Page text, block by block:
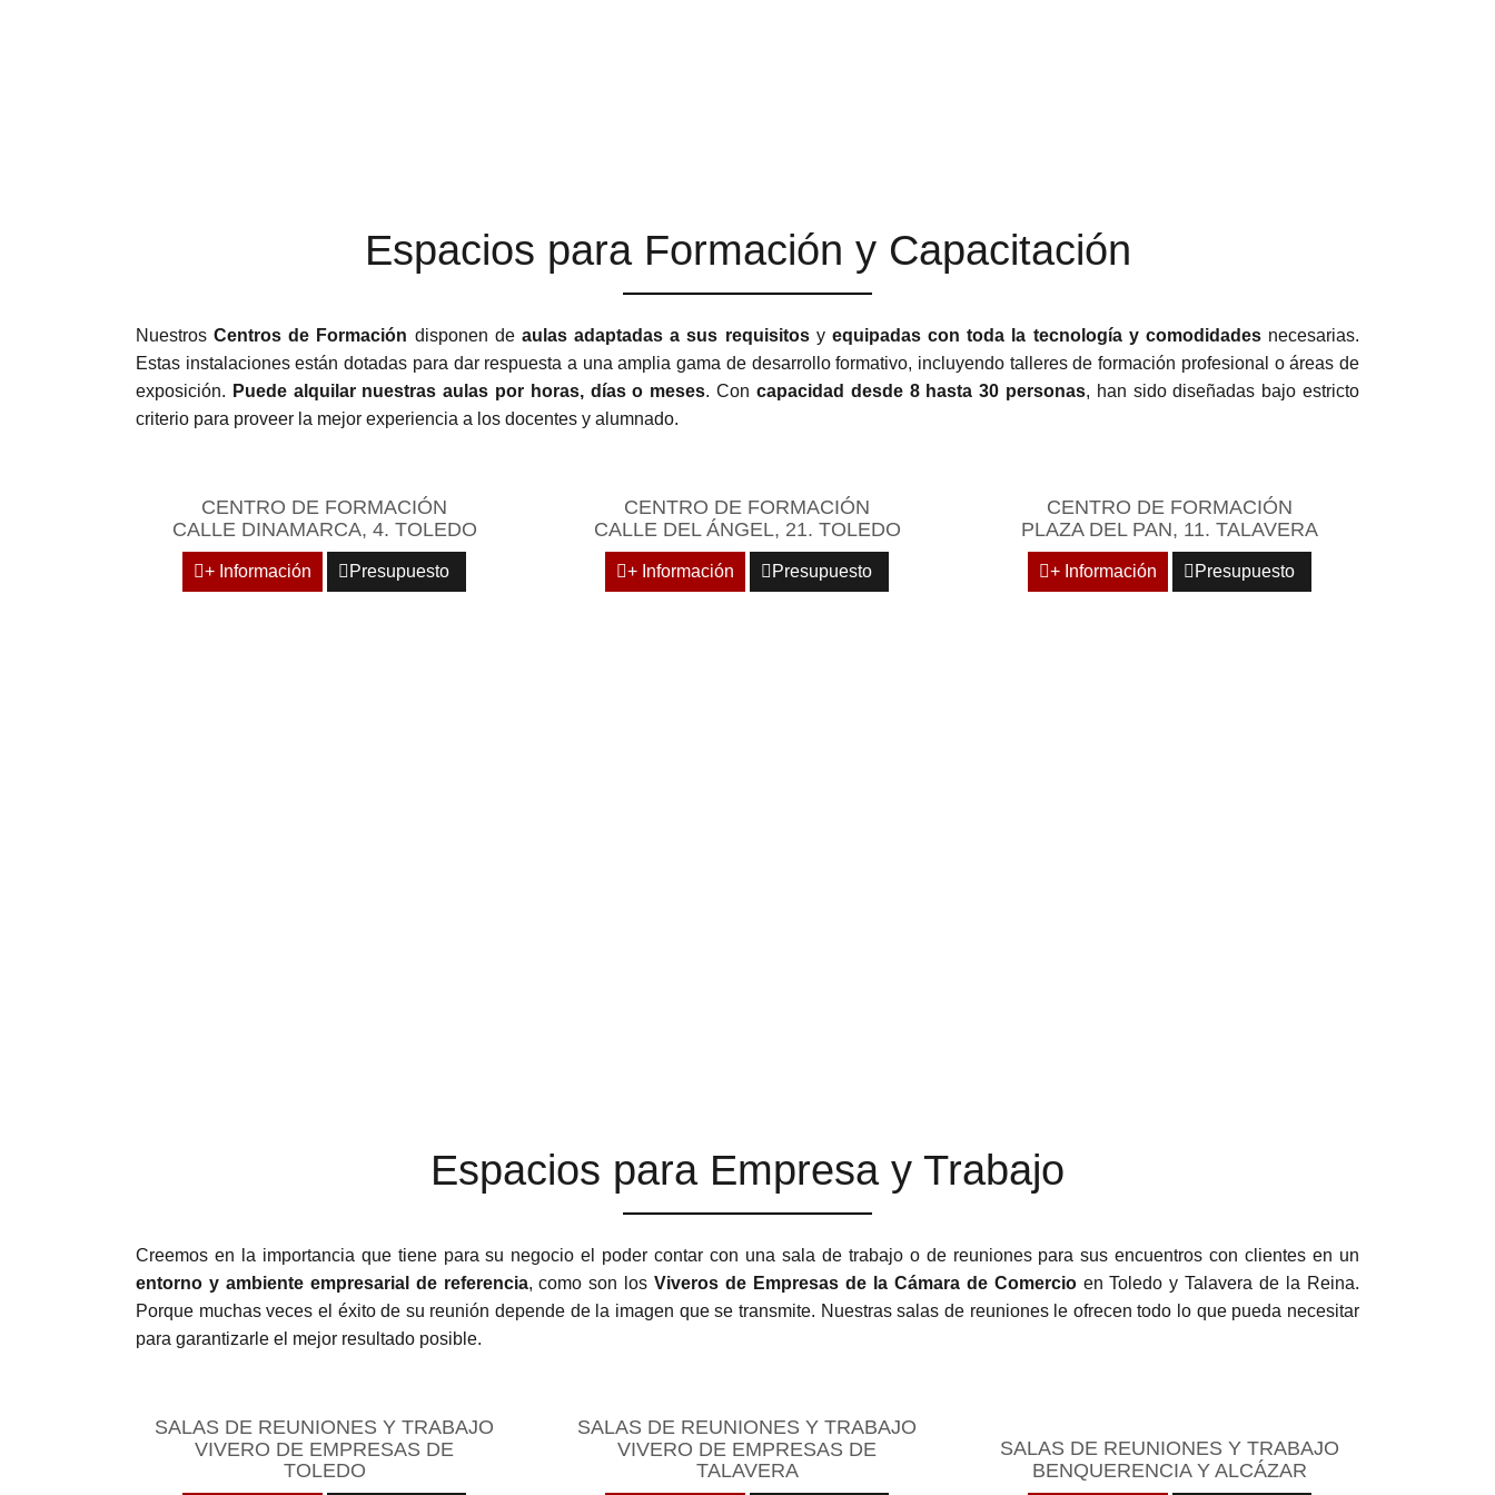
Espacios para Formación y Capacitación
NuestrosCentros de Formación disponen de aulas adaptadas a sus requisitosy equipadas con toda la tecnología y comodidadesnecesarias.
Estas instalaciones están dotadas para dar respuesta a una amplia gama de desarrollo formativo, incluyendo talleres de formación profesional o áreas de
exposición. Puede alquilar nuestras aulas por horas, días o meses. Con capacidad desde 8 hasta 30 personas, han sido diseñadas bajo estricto
criterio para proveer la mejor experiencia a los docentes y alumnado.
CENTRO DE FORMACIÓN
CALLE DINAMARCA, 4. TOLEDO
+ Información Presupuesto
CENTRO DE FORMACIÓN
CALLE DEL ÁNGEL, 21. TOLEDO
+ Información Presupuesto
CENTRO DE FORMACIÓN
PLAZA DEL PAN, 11. TALAVERA
+ Información Presupuesto
Espacios para Empresa y Trabajo
Creemos en la importancia que tiene para su negocio el poder contar con una sala de trabajo o de reuniones para sus encuentros con clientes en un
entorno y ambiente empresarial de referencia, como son losViveros de Empresas de la Cámara de Comercioen Toledo y Talavera de la Reina.
Porque muchas veces el éxito de su reunión depende de la imagen que se transmite. Nuestras salas de reuniones le ofrecen todo lo que pueda necesitar
para garantizarle el mejor resultado posible.
SALAS DE REUNIONES Y TRABAJO
VIVERO DE EMPRESAS DE
TOLEDO
SALAS DE REUNIONES Y TRABAJO
VIVERO DE EMPRESAS DE
TALAVERA
SALAS DE REUNIONES Y TRABAJO
BENQUERENCIA Y ALCÁZAR